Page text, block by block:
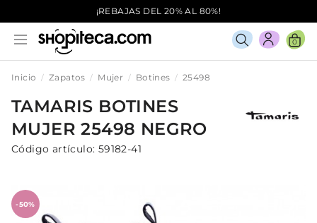
¡REBAJAS DEL 20% AL 80%!
0
Inicio Zapatos Mujer Botines 25498
TAMARIS BOTINES
MUJER25498 NEGRO
Código artículo: 59182-41
-50%